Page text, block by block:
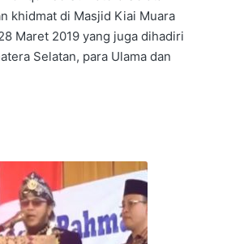
khidmat di Masjid Kiai Muara
Maret 2019 yang juga dihadiri
Selatan, para Ulama dan